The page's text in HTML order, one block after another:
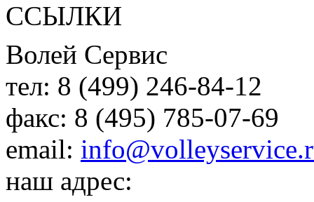
ССЫЛКИ
Волей Сервис
тел: 8 (499) 246-84-12
факс: 8 (495) 785-07-69
email:
наш адрес: